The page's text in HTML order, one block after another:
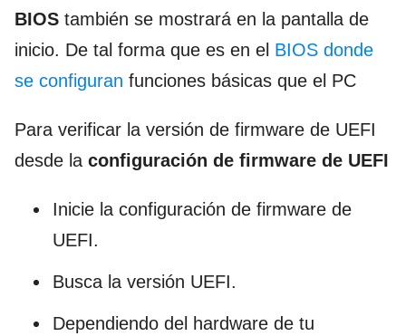
BIOS también se mostrará en la pantalla de
inicio. De tal forma que es en el BIOS donde
se configuran funciones básicas que el PC
Para verificar la versión de firmware de UEFI
desde la configuración de firmware de UEFI
Inicie la configuración de firmware de
UEFI.
Busca la versión UEFI.
Dependiendo del hardware de tu